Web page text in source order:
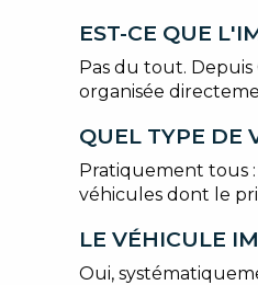
EST-CE QUE
Pas du tout. Depuis
organisée
QUEL TYPE DE
Pratiquement tous
véhicules dont le
LE VÉHICULE
Oui,